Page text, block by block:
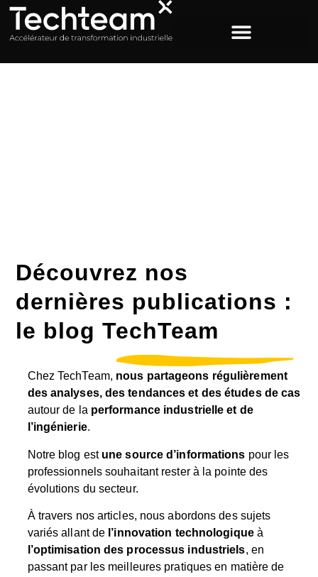
Découvrez nos
dernières publications :
le blog TechTeam
Chez TechTeam, nous partageons régulièrement
des analyses, des tendances et des études de cas
autour de la performance industrielle et de
l’ingénierie.
Notre blog est une source d’informations pour les
professionnels souhaitant rester à la pointe des
évolutions du secteur.
À travers nos articles, nous abordons des sujets
variés allant de l’innovation technologiqueà
l’optimisation des processus industriels, en
passant par les meilleures pratiques en matière de